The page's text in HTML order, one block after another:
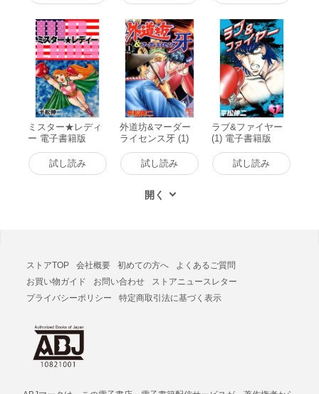
ミスター★レディ
ー 電子書籍版
試し読み
外道坊&マーダー
ライセンス牙 (1)
電子書籍版
試し読み
ラブ&ファイヤー
(1) 電子書籍版
試し読み
ストアTOP 会社概要 初めての方へ
よくあるご質問
お買い物ガイド
お問い合わせ
ストアニュースレター
プライバシーポリシー
特定商取引法に基づく表示